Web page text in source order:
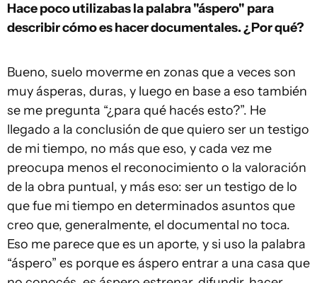
Hace poco utilizabas la palabra "áspero" para
describir cómo es hacer documentales. ¿Por qué?
Bueno, suelo moverme en zonas que a veces son
muy ásperas, duras, y luego en base a eso también
se me pregunta “¿para qué hacés esto?”. He
llegado a la conclusión de que quiero ser un testigo
de mi tiempo, no más que eso, y cada vez me
preocupa menos el reconocimiento o la valoración
de la obra puntual, y más eso: ser un testigo de lo
que fue mi tiempo en determinados asuntos que
creo que, generalmente, el documental no toca.
Eso me parece que es un aporte, y si uso la palabra
“áspero” es porque es áspero entrar a una casa que